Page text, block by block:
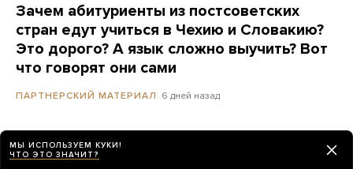
Зачем абитуриенты из постсоветских
стран едут учиться в Чехию и Словакию?
Это дорого? А язык сложно выучить? Вот
что говорят они сами
ПАРТНЕРСКИЙ МАТЕРИАЛ 6 дней назад
«ВЧК-ОГПУ»: в Москве прошли секретные
похороны генерал-майора. Возможно,
МЫ ИСПОЛЬЗУЕМ КУКИ!
ЧТО ЭТО ЗНАЧИТ?